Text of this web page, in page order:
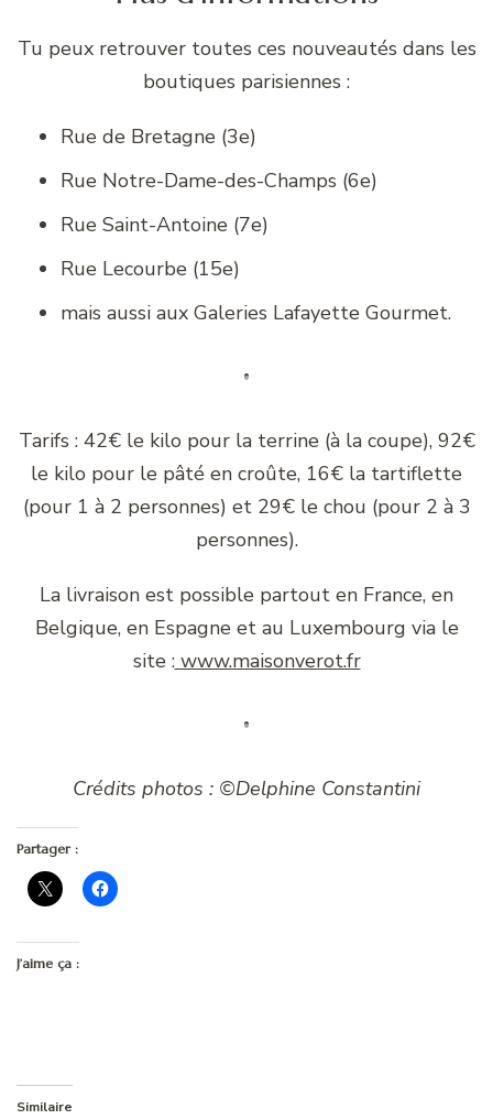
Tu peux retrouver toutes ces nouveautés dans les
boutiques parisiennes :
Rue de Bretagne (3e)
Rue Notre-Dame-des-Champs (6e)
Rue Saint-Antoine (7e)
Rue Lecourbe (15e)
mais aussi aux Galeries Lafayette Gourmet.
Tarifs : 42€ le kilo pour la terrine (à la coupe), 92€
le kilo pour le pâté en croûte, 16€ la tartiflette
(pour 1 à 2 personnes) et 29€ le chou (pour 2 à 3
personnes).
La livraison est possible partout en France, en
Belgique, en Espagne et au Luxembourg via le
site :www.maisonverot.fr
Crédits photos : ©Delphine Constantini
Partager :
J’aime ça :
Similaire